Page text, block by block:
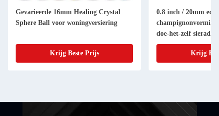
Gevarieerde 16mm Healing Crystal
Sphere Ball voor woningversiering
Krijg Beste Prijs
0.8 inch / 20mm
doe-het-zelf sieraden
Krijg